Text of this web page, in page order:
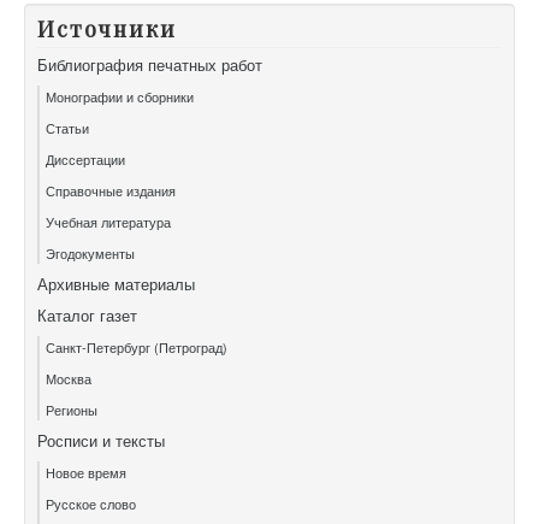
Источники
Библиография печатных работ
Монографии и сборники
Статьи
Диссертации
Справочные издания
Учебная литература
Эгодокументы
Архивные материалы
Каталог газет
Санкт-Петербург (Петроград)
Москва
Регионы
Росписи и тексты
Новое время
Русское слово